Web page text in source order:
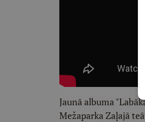
Jaunā albuma
Mežaparka Zaļajā